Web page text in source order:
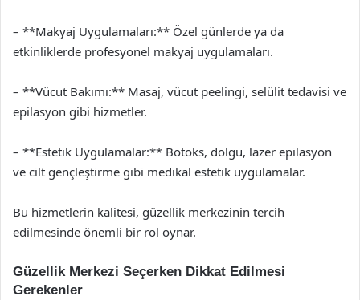
– **Makyaj Uygulamaları:** Özel günlerde ya da
etkinliklerde profesyonel makyaj uygulamaları.
– **Vücut Bakımı:** Masaj, vücut peelingi, selülit tedavisi ve
epilasyon gibi hizmetler.
– **Estetik Uygulamalar:** Botoks, dolgu, lazer epilasyon
ve cilt gençleştirme gibi medikal estetik uygulamalar.
Bu hizmetlerin kalitesi, güzellik merkezinin tercih
edilmesinde önemli bir rol oynar.
Güzellik Merkezi Seçerken Dikkat Edilmesi
Gerekenler